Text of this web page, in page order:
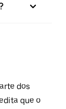
dos
que o